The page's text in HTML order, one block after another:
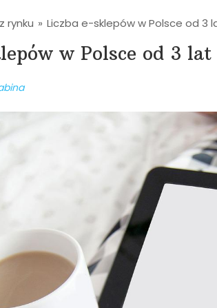
rynku » Liczba e-sklepów w Polsce od 3
w Polsce od 3